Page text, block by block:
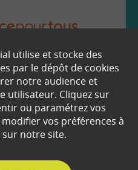
nous ?
utilise et stocke des
par le dépôt de cookies
notre audience et
utilisateur. Cliquez sur
ou paramétrez vos
vos préférences à
notre site.